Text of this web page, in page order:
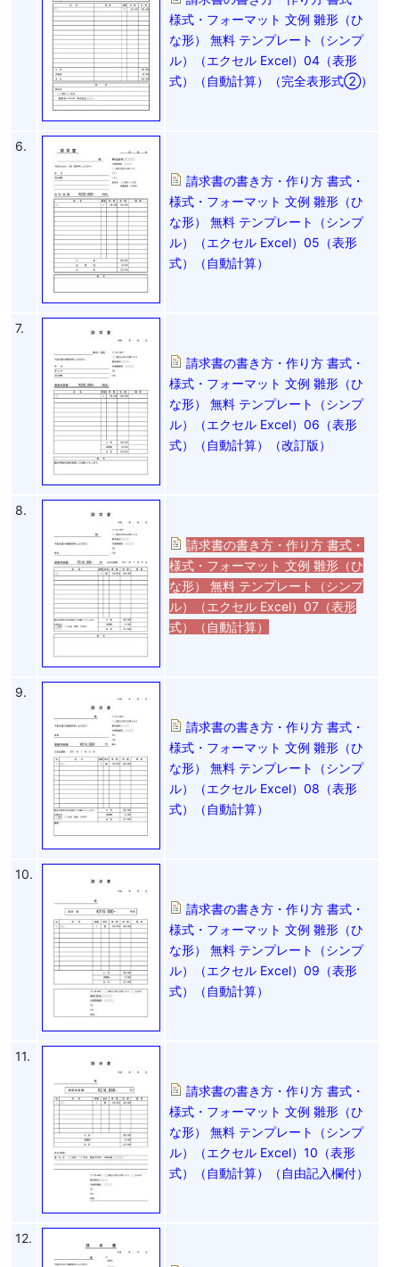
様式・フォーマット 文例 雛形（ひ
な形） 無料 テンプレート（シンプ
ル）（エクセル Excel）04（表形
式）（自動計算）（完全表形式②）
6.
請求書の書き方・作り方 書式・
様式・フォーマット 文例 雛形（ひ
な形） 無料 テンプレート（シンプ
ル）（エクセル Excel）05（表形
式）（自動計算）
7.
請求書の書き方・作り方 書式・
様式・フォーマット 文例 雛形（ひ
な形） 無料 テンプレート（シンプ
ル）（エクセル Excel）06（表形
式）（自動計算）（改訂版）
8.
請求書の書き方・作り方 書式・
様式・フォーマット 文例 雛形（ひ
な形） 無料 テンプレート（シンプ
ル）（エクセル Excel）07（表形
式）（自動計算）
9.
請求書の書き方・作り方 書式・
様式・フォーマット 文例 雛形（ひ
な形） 無料 テンプレート（シンプ
ル）（エクセル Excel）08（表形
式）（自動計算）
10.
請求書の書き方・作り方 書式・
様式・フォーマット 文例 雛形（ひ
な形） 無料 テンプレート（シンプ
ル）（エクセル Excel）09（表形
式）（自動計算）
11.
請求書の書き方・作り方 書式・
様式・フォーマット 文例 雛形（ひ
な形） 無料 テンプレート（シンプ
ル）（エクセル Excel）10（表形
式）（自動計算）（自由記入欄付）
12.